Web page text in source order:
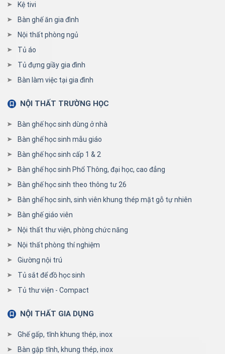
Kệ tivi
Bàn ghế ăn gia đình
Nội thất phòng ngủ
Tủ áo
Tủ đựng giầy gia đình
Bàn làm việc tại gia đình
NỘI THẤT TRƯỜNG HỌC
Bàn ghế học sinh dùng ở nhà
Bàn ghế học sinh mẫu giáo
Bàn ghế học sinh cấp 1 & 2
Bàn ghế học sinh Phổ Thông, đại học, cao đẳng
Bàn ghế học sinh theo thông tư 26
Bàn ghế học sinh, sinh viên khung thép mặt gỗ tự nhiên
Bàn ghế giáo viên
Nội thất thư viện, phòng chức năng
Nội thất phòng thí nghiệm
Giường nội trú
Tủ sắt để đồ học sinh
Tủ thư viện - Compact
NỘI THẤT GIA DỤNG
Ghế gấp, tĩnh khung thép, inox
Bàn gập tĩnh, khung thép, inox